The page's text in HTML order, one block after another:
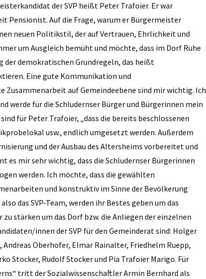
der SVP heißt Peter Trafoier. Er war
Pensionist. Auf die Frage, warum er Bürgermeister
neuen Politikstil, der auf Vertrauen, Ehrlichkeit und
um Ausgleich bemüht und möchte, dass im Dorf Ruhe
demokratischen Grundregeln, das heißt
Eine gute Kommunikation und
auf Gemeindeebene sind mir wichtig. Ich
werde für die Schludernser Bürger und Bürgerinnen mein
für Peter Trafoier, „dass die bereits beschlossenen
usw., endlich umgesetzt werden. Außerdem
und der Ausbau des Altersheims vorbereitet und
es mir sehr wichtig, dass die Schludernser Bürgerinnen
werden. Ich möchte, dass die gewählten
und konstruktiv im Sinne der Bevölkerung
das SVP-Team, werden ihr Bestes geben um das
stärken um das Dorf bzw. die Anliegen der einzelnen
innen der SVP für den Gemeinderat sind: Holger
Oberhofer, Elmar Rainalter, Friedhelm Ruepp,
Stocker, Rudolf Stocker und Pia Trafoier Marigo. Für
tritt der Sozialwissenschaftler Armin Bernhard als